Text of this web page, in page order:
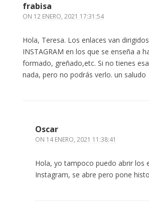
frabisa
ON 12 ENERO, 2021 17:31:54
Hola, Teresa. Los enlaces van
INSTAGRAM en los que se enseña a
formado, greñado,etc. Si no tienes
nada, pero no podrás verlo. un saludo
Oscar
ON 14 ENERO, 2021 11:38:41
Hola, yo tampoco puedo abrir los
Instagram, se abre pero pone